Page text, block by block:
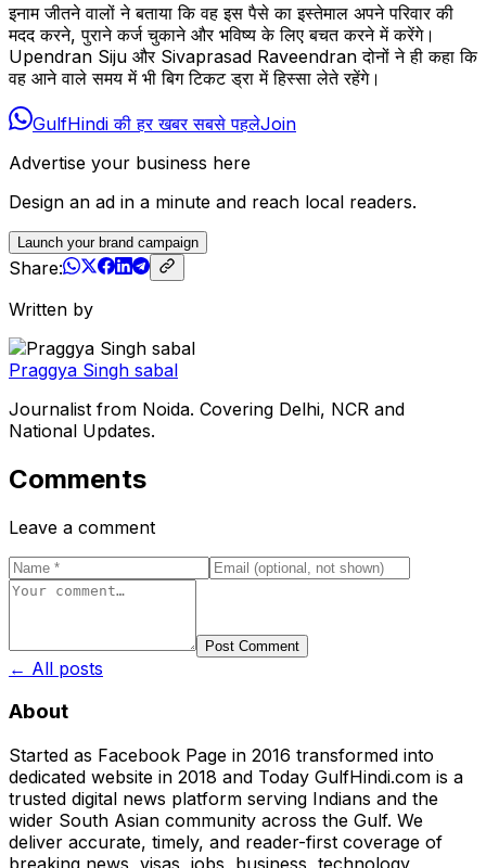
इनाम जीतने वालों ने बताया कि वह इस पैसे का इस्तेमाल अपने परिवार की
मदद करने, पुराने कर्ज चुकाने और भविष्य के लिए बचत करने में करेंगे।
Upendran Siju और Sivaprasad Raveendran दोनों ने ही कहा कि
वह आने वाले समय में भी बिग टिकट ड्रा में हिस्सा लेते रहेंगे।
GulfHindi की हर खबर सबसे पहलेJoin
Advertise your business here
Design an ad in a minute and reach local readers.
Launch your brand campaign
Share:
Written by
Praggya Singh sabal
Journalist from Noida. Covering Delhi, NCR and
National Updates.
Comments
Leave a comment
Post Comment
← All posts
About
Started as Facebook Page in 2016 transformed into
dedicated website in 2018 and Today GulfHindi.com is a
trusted digital news platform serving Indians and the
wider South Asian community across the Gulf. We
deliver accurate, timely, and reader-first coverage of